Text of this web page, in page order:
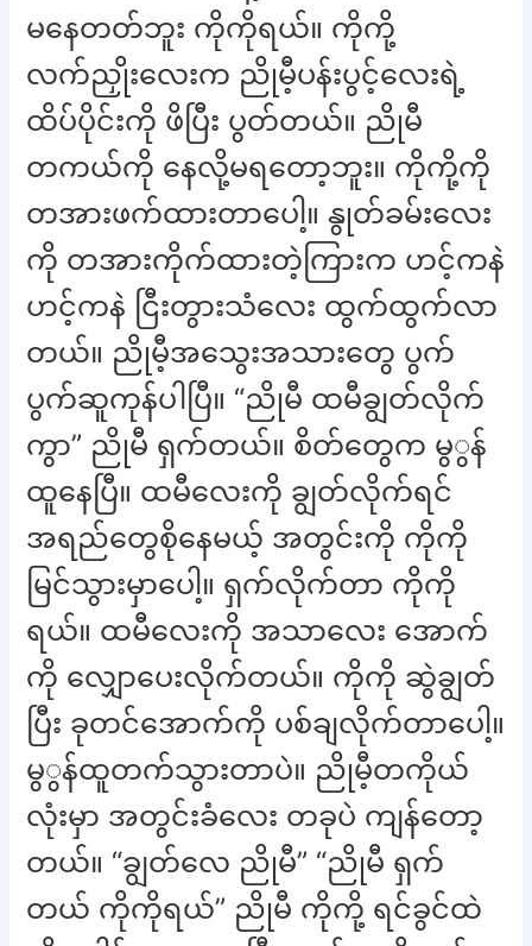
မနေတတ်ဘူး ကိုကိုရယ်။ ကိုကို့
လက်ညှိုးလေးက ညိုမီ့ပန်းပွင့်လေးရဲ့
ထိပ်ပိုင်းကို ဖိပြီး ပွတ်တယ်။ ညိုမီ
တကယ်ကို နေလို့မရတော့ဘူး။ ကိုကို့ကို
တအားဖက်ထားတာပေါ့။ နွုတ်ခမ်းလေး
ကို တအားကိုက်ထားတဲ့ကြားက ဟင့်ကနဲ
ဟင့်ကနဲ ငြီးတွားသံလေး ထွက်ထွက်လာ
တယ်။ ညိုမီ့အသွေးအသားတွေ ပွက်
ပွက်ဆူကုန်ပါပြီ။ “ညိုမီ ထမီချွတ်လိုက်
ကွာ” ညိုမီ ရှက်တယ်။ စိတ်တွေက မွွန်
ထူနေပြီ။ ထမီလေးကို ချွတ်လိုက်ရင်
အရည်တွေစိုနေမယ့် အတွင်းကို ကိုကို
မြင်သွားမှာပေါ့။ ရှက်လိုက်တာ ကိုကို
ရယ်။ ထမီလေးကို အသာလေး အောက်
ကို လျှောပေးလိုက်တယ်။ ကိုကို ဆွဲချွတ်
ပြီး ခုတင်အောက်ကို ပစ်ချလိုက်တာပေါ့။
မွွန်ထူတက်သွားတာပဲ။ ညိုမီ့တကိုယ်
လုံးမှာ အတွင်းခံလေး တခုပဲ ကျန်တော့
တယ်။ “ချွတ်လေ ညိုမီ” “ညိုမီ ရှက်
တယ် ကိုကိုရယ်” ညိုမီ ကိုကို့ ရင်ခွင်ထဲ